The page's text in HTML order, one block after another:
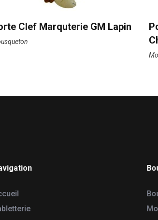
Clef Marquterie GM Lapin